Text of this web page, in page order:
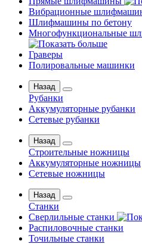
Вибрационные
Шлифмашины по бетону
Многофункциональные
Граверы
Полировальные машинки
Назад
Рубанки
Аккумуляторные рубанки
Сетевые рубанки
Назад
Строительные ножницы
Аккумуляторные ножницы
Сетевые ножницы
Назад
Станки
Сверлильные станки
Распиловочные станки
Точильные станки